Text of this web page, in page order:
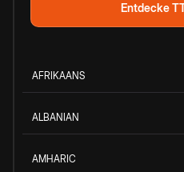
Entdecke
AFRIKAANS
ALBANIAN
AMHARIC